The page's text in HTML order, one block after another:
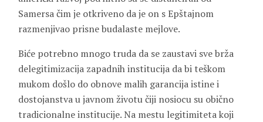
Samersa čim je otkriveno da je on s Epštajnom
razmenjivao prisne budalaste mejlove.
Biće potrebno mnogo truda da se zaustavi sve brža
delegitimizacija zapadnih institucija da bi teškom
mukom došlo do obnove malih garancija istine i
dostojanstva u javnom životu čiji nosiocu su obično
tradicionalne institucije. Na mestu legitimiteta koji